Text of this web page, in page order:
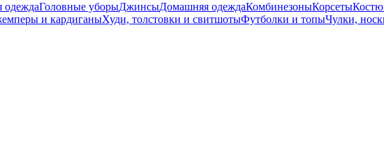
одеждаГоловные уборыДжинсыДомашняя одеждаКомбинезоныКорсеты
и кардиганыХуди, толстовки и свитшотыФутболки и топыЧулки,